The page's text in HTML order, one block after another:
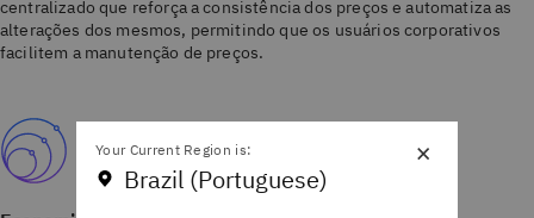
centralizado que reforça a consistência dos preços e automatiza as
alterações dos mesmos, permitindo que os usuários corporativos
facilitem a manutenção de preços.
×
Your Current Region is:
Brazil (Portuguese)